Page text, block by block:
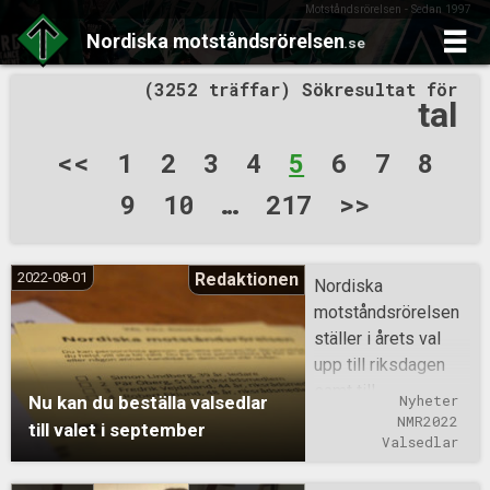
Motståndsrörelsen - Sedan 1997
Nordiska motståndsrörelsen.se
to
(3252 träffar) Sökresultat för
tal
Sidnumrering
<< 1 2 3 4 5 6 7
8
9
10 … 217 >>
Nu kan du beställa valsedlar
till valet i september
2022-08-01 Redaktionen
Nordiska
motståndsrörelsen
ställer i årets val
upp till riksdagen
kommunvalen i
Ludvika, Munkedal,
Nyheter
NMR2022
Valsedlar